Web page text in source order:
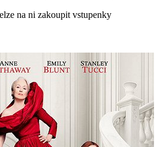
na ni zakoupit vstupenky